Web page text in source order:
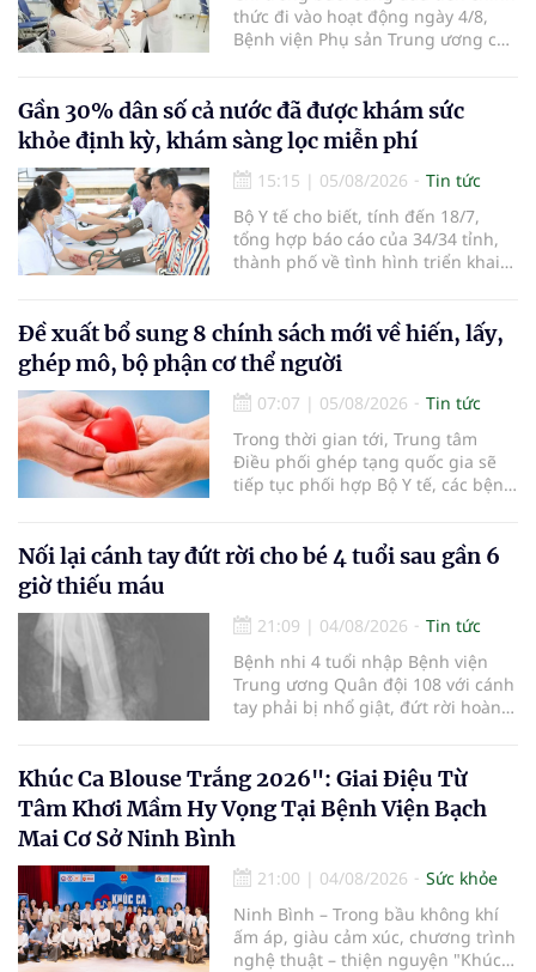
thức đi vào hoạt động ngày 4/8,
Bệnh viện Phụ sản Trung ương cơ
em bé đầu tiên chào đời.
Gần 30% dân số cả nước đã được khám sức
khỏe định kỳ, khám sàng lọc miễn phí
15:15 | 05/08/2026
Tin tức
Bộ Y tế cho biết, tính đến 18/7,
tổng hợp báo cáo của 34/34 tỉnh,
thành phố về tình hình triển khai
nhận 32.286.360 người, chiếm gần
30% dân số cả nước đã được khám
sức khỏe định kỳ năm nay.
Đề xuất bổ sung 8 chính sách mới về hiến, lấy,
ghép mô, bộ phận cơ thể người
07:07 | 05/08/2026
Tin tức
Trong thời gian tới, Trung tâm
Điều phối ghép tạng quốc gia sẽ
tiếp tục phối hợp Bộ Y tế, các bệnh
cường truyền thông, hoàn thiện
quy trình chuyên môn và hệ thống
hiến và ghép mô tạng.
Nối lại cánh tay đứt rời cho bé 4 tuổi sau gần 6
giờ thiếu máu
21:09 | 04/08/2026
Tin tức
Bệnh nhi 4 tuổi nhập Bệnh viện
Trung ương Quân đội 108 với cánh
tay phải bị nhổ giật, đứt rời hoàn
thương nặng và thời gian thiếu
máu kéo dài, các bác sĩ đã tái lập
tuần hoàn thành công sau ca vi
phẫu kéo dài 3 giờ.
Khúc Ca Blouse Trắng 2026": Giai Điệu Từ
Tâm Khơi Mầm Hy Vọng Tại Bệnh Viện Bạch
Mai Cơ Sở Ninh Bình
21:00 | 04/08/2026
Sức khỏe
Ninh Bình – Trong bầu không khí
ấm áp, giàu cảm xúc, chương trình
nghệ thuật – thiện nguyện "Khúc